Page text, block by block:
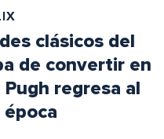
clásicos del
de convertir en
regresa al